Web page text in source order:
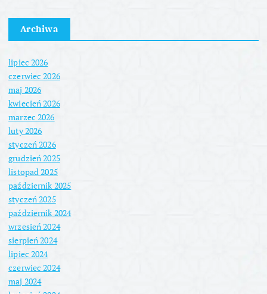
Archiwa
lipiec 2026
czerwiec 2026
maj 2026
kwiecień 2026
marzec 2026
luty 2026
styczeń 2026
grudzień 2025
listopad 2025
październik 2025
styczeń 2025
październik 2024
wrzesień 2024
sierpień 2024
lipiec 2024
czerwiec 2024
maj 2024